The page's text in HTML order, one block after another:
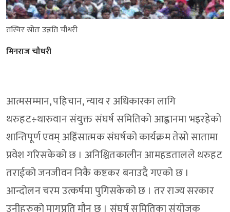
तस्विर स्रोतः उन्नति चौधरी
मिनराज चौधरी
आत्मसम्मान, पहिचान, न्याय र अधिकारका लागि
थरुहट÷थारुवान संयुक्त संघर्ष समितिको आह्वानमा भइरहेको
शान्तिपूर्ण एवम् अहिंसात्मक संघर्षको कार्यक्रम तेस्रो सातामा
प्रवेश गरिसकेको छ । अनिश्चितकालीन आमहडतालले थरुहट
तराईको जनजीवन निकै कष्टकर बनाउदै गएको छ ।
आन्दोलन चरम उत्कर्षमा पुगिसकेको छ । तर राज्य सरकार